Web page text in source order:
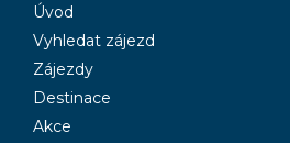
Úvod
Vyhledat zájezd
Zájezdy
Destinace
Akce